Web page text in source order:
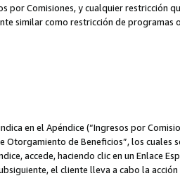
por Comisiones, y cualquier restricción
similar como restricción de programas
en el Apéndice (“Ingresos por
de Beneficios”, los cuales
accede, haciendo clic en un Enlace
el cliente lleva a cabo la